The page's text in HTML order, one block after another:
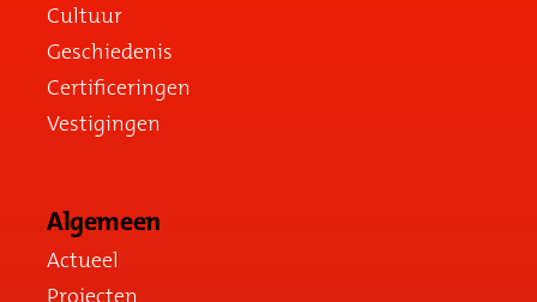
Cultuur
Geschiedenis
Certificeringen
Vestigingen
Algemeen
Actueel
Projecten